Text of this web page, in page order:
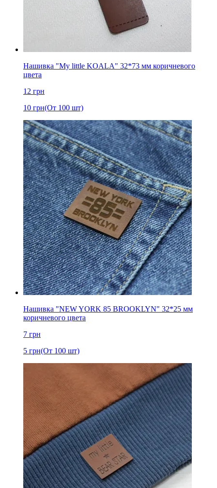
Нашивка "My little KOALA" 32*73 мм коричневого
цвета
12 грн
10 грн(От 100 шт)
Нашивка "NEW YORK 85 BROOKLYN" 32*25 мм
коричневого цвета
7 грн
5 грн(От 100 шт)